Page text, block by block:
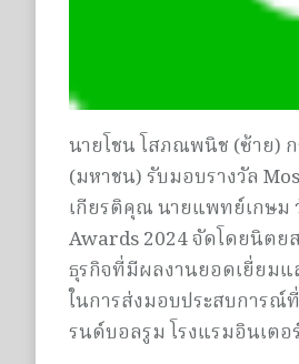
นายโชน โสภณพนิช (ซ้าย)
(มหาชน)รับมอบรางวัล
เกียรติคุณ นายแพทย์เกษม
Awards 2024จัดโดยนิตย
ธุรกิจที่มีผลงานยอดเยี่ยมแ
ในการส่งมอบประสบการณ์
รนด์บอลรูม โรงแรมอินเตอ